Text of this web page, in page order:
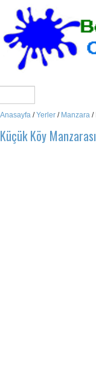
Anasayfa /Yerler / Manzara /
Küçük Köy Manzarası